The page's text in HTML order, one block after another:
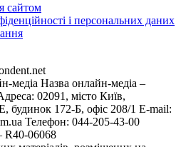
сайтом
і персональних даних
медіа Назва онлайн-медіа –
02091, місто Київ,
172-Б, офіс 208/1 E-mail:
Телефон: 044-205-43-00
R40-06068